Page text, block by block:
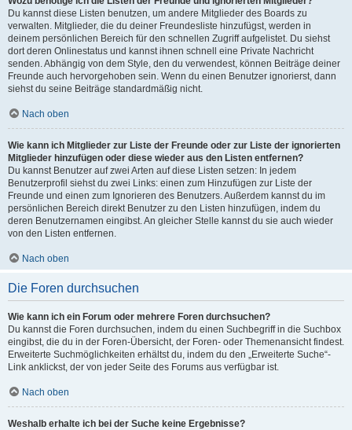
Du kannst diese Listen benutzen, um andere Mitglieder des Boards zu
verwalten. Mitglieder, die du deiner Freundesliste hinzufügst, werden in
deinem persönlichen Bereich für den schnellen Zugriff aufgelistet. Du siehst
dort deren Onlinestatus und kannst ihnen schnell eine Private Nachricht
senden. Abhängig von dem Style, den du verwendest, können Beiträge deiner
Freunde auch hervorgehoben sein. Wenn du einen Benutzer ignorierst, dann
siehst du seine Beiträge standardmäßig nicht.
Nach oben
Wie kann ich Mitglieder zur Liste der Freunde oder zur Liste der ignorierten
Mitglieder hinzufügen oder diese wieder aus den Listen entfernen?
Du kannst Benutzer auf zwei Arten auf diese Listen setzen: In jedem
Benutzerprofil siehst du zwei Links: einen zum Hinzufügen zur Liste der
Freunde und einen zum Ignorieren des Benutzers. Außerdem kannst du im
persönlichen Bereich direkt Benutzer zu den Listen hinzufügen, indem du
deren Benutzernamen eingibst. An gleicher Stelle kannst du sie auch wieder
von den Listen entfernen.
Nach oben
Die Foren durchsuchen
Wie kann ich ein Forum oder mehrere Foren durchsuchen?
Du kannst die Foren durchsuchen, indem du einen Suchbegriff in die Suchbox
eingibst, die du in der Foren-Übersicht, der Foren- oder Themenansicht findest.
Erweiterte Suchmöglichkeiten erhältst du, indem du den „Erweiterte Suche“-
Link anklickst, der von jeder Seite des Forums aus verfügbar ist.
Nach oben
Weshalb erhalte ich bei der Suche keine Ergebnisse?